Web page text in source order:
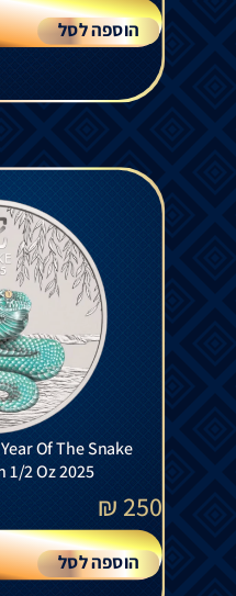
הוספה לסל
Of The Snake
1/2 Oz 2025
250
₪
הוספה לסל